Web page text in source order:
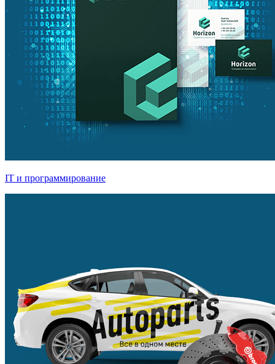
IT и программирование